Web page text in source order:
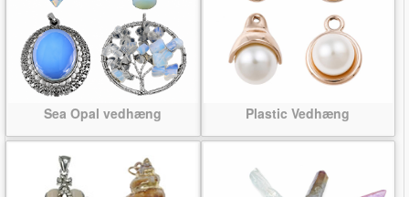
Sea Opal vedhæng Plastic Vedhæng